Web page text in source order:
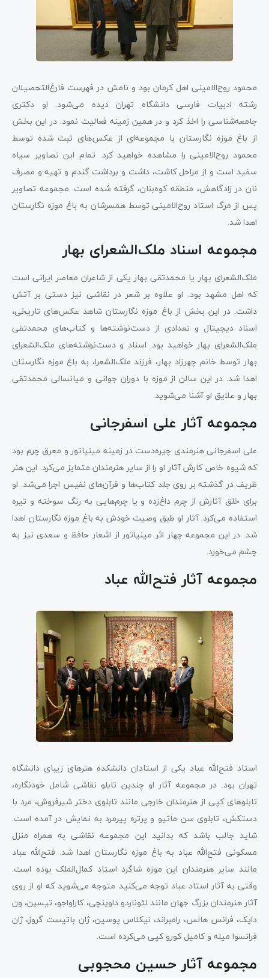
محمود روح‌الامینی اهل کرمان بود و نامش در فهرست فارغ‌التحصیلان
رشته ادبیات فارسی دانشگاه تهران دیده می‌شود. او دکتری
جامعه‌شناسی را اخذ کرد و در همین زمینه فعالیت نمود. در این بخش
از باغ موزه نگارستان با مجموعه‌ای از عکس‌های ثبت شده توسط
محمود روح‌الامینی را مشاهده خواهید کرد. تمام این تصاویر سیاه
سفید است و از مراحل کاشت، داشت و برداشت گندم و تهیه و مصرف
نان در زادگاهش، منطقه کوه‌بنان، گرفته شده است. مجموعه تصاویر
پس از مرگ استاد روح‌الامینی توسط همسرشان به باغ موزه نگارستان
اهدا شد.
مجموعه اسناد ملک‌الشعرای بهار
ملک‌الشعرای بهار یا محمدتقی بهار یکی از شاعران معاصر ایرانی است
که اهل مشهد بود. او علاوه بر شعر در نقاشی نیز دستی بر آتش
داشت. در این بخش از باغ موزه نگارستان شاهد عکس‌های تاریخی،
اسناد دیجیتال و تعدادی از دست‌نوشته‌ها و کتاب‌های محمدتقی
ملک‌الشعرای بهار خواهید بود. اسناد و دست‌نوشته‌های ملک‌الشعرای
بهار توسط خانم چهرزاد بهار، فرزند ملک‌الشعرا، به باغ موزه نگارستان
اهدا شد. در این سالن از موزه با دوران جوانی و میانسالی محمدتقی
بهار و علایق او آشنا می‌شوید.
مجموعه آثار علی اسفرجانی
علی اسفرجانی هنرمندی چیره‌دست در زمینه مینیاتور و معرق چرم بود
که شیوه خاص کارش آثار او را از سایر هنرمندان متمایز می‌کرد. این هنر
ظریف در گذشته بر روی جلد کتاب‌ها و قرآن‌های نفیس اجرا می‌شد. او
برای خلق آثارش از چرم داغ‌زده و یا چرم‌هایی به رنگ سوخته و تیره
استفاده می‌کرد. آثار او طبق وصیت خودش به باغ موزه نگارستان اهدا
شد. در این مجموعه چهار اثر مینیاتور از اشعار حافظ و سعدی نیز به
چشم می‌خورد.
مجموعه آثار فتح‌الله عباد
استاد فتح‌الله عباد یکی از استادان دانشکده هنرهای زیبای دانشگاه
تهران بود. در مجموعه آثار او چندین تابلو نقاشی شامل خودنگاره،
تابلوهای کپی از هنرمندان خارجی مانند تابلوی دختر شیرفروش، مرد با
دستکش، تابلوی سن ماتیو و پرتره پیرمرد به نمایش در آمده است.
شاید جالب باشد که بدانید این مجموعه نقاشی به همراه منزل
مسکونی فتح‌الله عباد به باغ موزه نگارستان اهدا شد. فتح‌الله عباد
مانند سایر هنرمندان این موزه شاگرد استاد کمال‌الملک بوده است.
وقتی به آثار استاد عباد توجه می‌کنید متوجه می‌شوید که او از روی
آثار هنرمندان بزرگ جهان مانند لئوناردو داوینچی، کاراواجو، تیسین، ون
دایک، فرانس هالس، رامبراند، نیکلاس پوسین، ژان باتیست گروز، ژان
فرانسوا میله و کامیل کورو کپی می‌کرده است.
مجموعه آثار حسین محجوبی